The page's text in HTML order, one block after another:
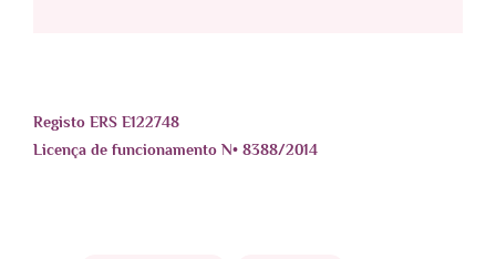
Registo ERS E122748
Licença de funcionamento N• 8388/2014